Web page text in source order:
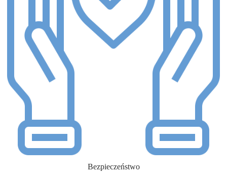
Bezpieczeństwo